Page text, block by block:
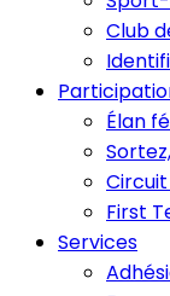
Club
Élan
First
Services